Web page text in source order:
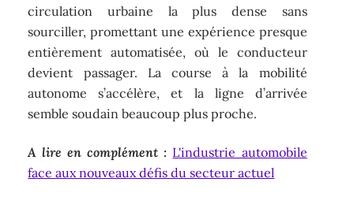
circulation urbaine la plus dense sans
sourciller, promettant une expérience presque
entièrement automatisée, où le conducteur
devient passager. La course à la mobilité
autonome s’accélère, et la ligne d’arrivée
semble soudain beaucoup plus proche.
A lire en complément : L'industrie automobile
face aux nouveaux défis du secteur actuel